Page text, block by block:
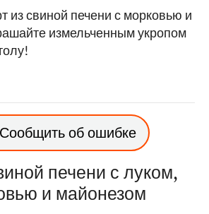
из свиной печени с морковью и
измельченным укропом
Сообщить об ошибке
печени с луком,
и майонезом